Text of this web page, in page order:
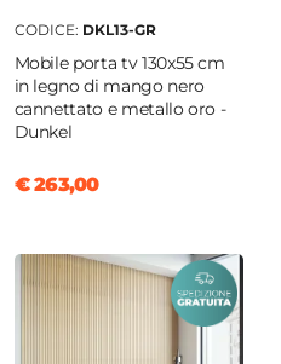
CODICE: DKL13-GR
Mobile porta tv 130x55 cm
in legno di mango nero
cannettato e metallo oro -
Dunkel
€ 263,00